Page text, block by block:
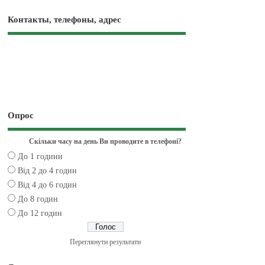
Контакты, телефоны, адрес
Опрос
Скільки часу на день Ви проводите в телефоні?
До 1 години
Від 2 до 4 годин
Від 4 до 6 годин
До 8 годин
До 12 годин
Переглянути результати